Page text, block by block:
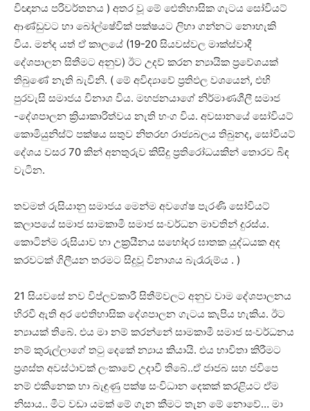
විඥානය පරිවර්තනය ) අතර වූ මේ ඓතිහාසික ගැටය සෝවියට්
ආණ්ඩුවට හා බෝල්ෂේවික් පක්ෂයට ලිහා ගන්නට නොහැකි
විය. මන්ද යත් ඒ කාලයේ (19-20 සියවස්වල මාක්ස්වාදී
දේශපාලන සිතීමට අනුව) ඊට උදව් කරන න්‍යායික ප්‍රවේශයක්
තිබුණේ නැති බැවිනි. ( මේ අවිද්‍යාවේ ප්‍රතිඵල වශයෙන්, එහි
පුරවැසි සමාජය විනාශ විය. මහජනයාගේ නිර්මාණශීලී සමාජ
-දේශපාලන ක්‍රියාකාරිත්වය නැති භංග විය. අවසානයේ සෝවියට්
කොමියුනිස්ට් පක්ෂය සතුව නිතරඟ රාජ්‍යබලය තිබුනද, සෝවියට්
දේශය වසර 70 කින් අනතුරුව කිසිදු ප්‍රතිරෝධයකින් තොරව බිඳ
වැටින.
තවමත් රුසියානු සමාජය මෙන්ම අවශේෂ පැරණි සෝවියට්
කලාපයේ සමාජ සාමකාමී සමාජ සංවර්ධන මාවතින් දුරස්ය.
කොටින්ම රුසියාව හා උක්‍රයීනය සහෝදර ඝාතක යුද්ධයක අද
කරවටක් ගිලීයන තරමට සිදුවූ විනාශය බැරෑරුම්ය . )
21 සියවසේ නව විප්ලවකාරී සිතීම්වලට අනුව වාම දේශපාලනය
හිරවී ඇති අර ඓතිහාසික දේශපාලන ගැටය කැපිය හැකිය. ඊට
න්‍යායක් තිබේ. එය මා නම් කරන්නේ සාමකාමී සමාජ සංවර්ධනය
නම් කුරුල්ලාගේ තටු දෙකේ න්‍යාය කියායි. එය භාවිතා කිරීමට
ප්‍රශස්ත අවස්ථාවක් ලංකාවේ උදාවී තිබේ..ඒ ජාජබ සහ ජවිපෙ
නම් එකිනෙක හා බැඳුණු පක්ෂ සංවිධාන දෙකක් කරළියට ඒම
නිසාය.. මීට වඩා යමක් මේ ගැන කීමට තැන මේ නොවේ… මා